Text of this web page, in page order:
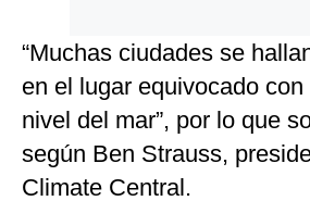
“Muchas ciudades se
en el lugar equivocado
nivel del mar”, por lo que
según Ben Strauss,
Climate Central.